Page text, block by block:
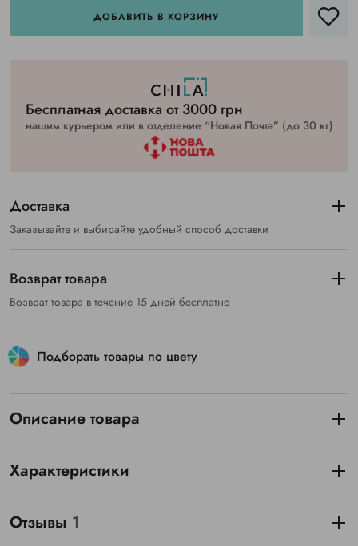
ДОБАВИТЬ В КОРЗИНУ
Бесплатная доставка от 3000 грн
нашим курьером или в отделение “Новая Почта” (до 30 кг)
Доставка
Заказывайте и выбирайте удобный способ доставки
Возврат товара
Возврат товара в течение 15 дней бесплатно
Подборать товары по цвету
Описание товара
Характеристики
Отзывы 1